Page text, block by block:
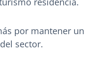
por mantener un
sector.